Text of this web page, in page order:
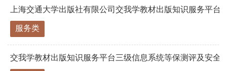
上海交通大学出版社有限公司交我学教材出版知识服务平台
服务类
交我学教材出版知识服务平台三级信息系统等保测评及安全